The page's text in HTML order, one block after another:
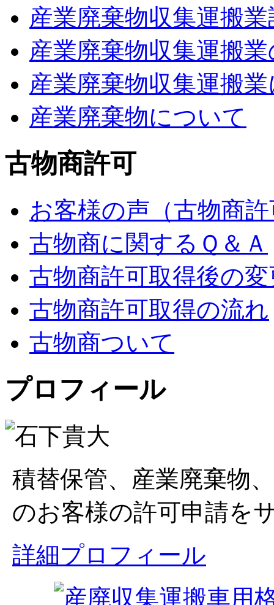
産業廃棄物収集運搬
産業廃棄物収集運搬
産業廃棄物収集運搬
産業廃棄物について
古物商許可
お客様の声（古物商
古物商に関するＱ＆Ａ
古物商許可取得後の
古物商許可取得の流れ
古物商ついて
プロフィール
積替保管、産業廃棄物
のお客様の許可申請を
詳細プロフィール